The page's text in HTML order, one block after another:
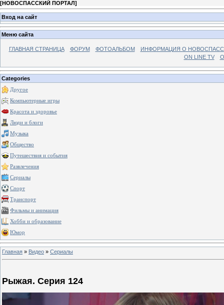
[НОВОСПАССКИЙ ПОРТАЛ]
Вход на сайт
Меню сайта
ГЛАВНАЯ СТРАНИЦА ФОРУМ ФОТОАЛЬБОМ
ИНФОРМАЦИЯ О
ON LINE TV
Categories
Другое
Компьютерные игры
Красота и здоровье
Люди и блоги
Музыка
Общество
Путешествия и события
Развлечения
Сериалы
Спорт
Транспорт
Фильмы и анимация
Хобби и образование
Юмор
Главная » Видео » Сериалы
Рыжая. Серия 124